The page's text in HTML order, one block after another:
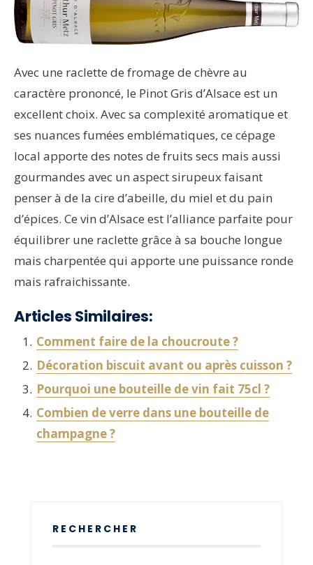
Avec une raclette de fromage de chèvre au
caractère prononcé, le Pinot Gris d’Alsace est un
excellent choix. Avec sa complexité aromatique et
ses nuances fumées emblématiques, ce cépage
local apporte des notes de fruits secs mais aussi
gourmandes avec un aspect sirupeux faisant
penser à de la cire d’abeille, du miel et du pain
d’épices. Ce vin d’Alsace est l’alliance parfaite pour
équilibrer une raclette grâce à sa bouche longue
mais charpentée qui apporte une puissance ronde
mais rafraichissante.
Articles Similaires:
Comment faire de la choucroute ?
Décoration biscuit avant ou après cuisson ?
Pourquoi une bouteille de vin fait 75cl ?
Combien de verre dans une bouteille de
champagne ?
RECHERCHER